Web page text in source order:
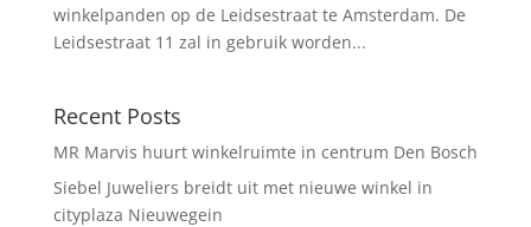
winkelpanden op de Leidsestraat te Amsterdam. De
Leidsestraat 11 zal in gebruik worden...
Recent Posts
MR Marvis huurt winkelruimte in centrum Den Bosch
Siebel Juweliers breidt uit met nieuwe winkel in
cityplaza Nieuwegein